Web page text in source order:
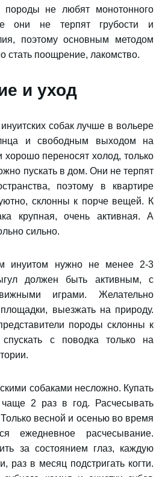
породы не любят монотонного
они не терпят грубости и
поэтому основным методом
стать поощрение, лакомство.
и уход
собак лучше в вольере
и свободным выходом на
хорошо переносят холод, только
пускать в дом. Они не терпят
поэтому в квартире
склонны к порче вещей. К
крупная, очень активная. А
сильно.
инуитом нужно не менее 2-3
должен быть активным, с
играми. Желательно
выезжать на природу.
породы склонны к
с поводка только на
собаками несложно. Купать
чаще 2 раз в год. Расчесывать
весной и осенью во время
ежедневное расчесывание.
за состоянием глаз, каждую
раз в месяц подстригать когти.